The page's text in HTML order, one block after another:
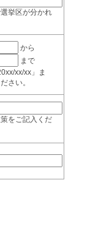
挙区が分かれ
から
まで
xx/xx」ま
さい。
をご記入くだ